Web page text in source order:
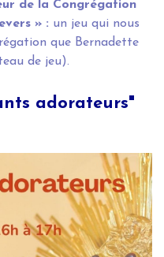
de la Congrégation
» : un jeu qui nous
que Bernadette
de jeu).
adorateurs"